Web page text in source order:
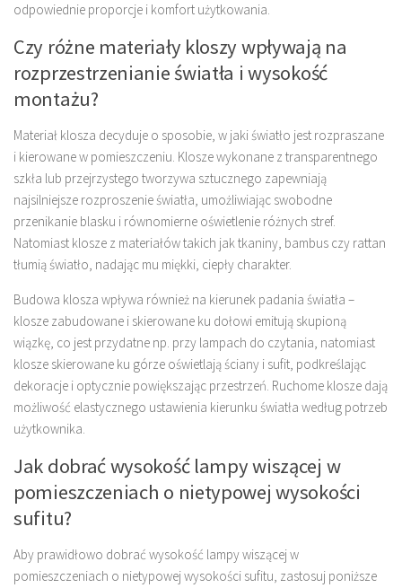
odpowiednie proporcje i komfort użytkowania.
Czy różne materiały kloszy wpływają na
rozprzestrzenianie światła i wysokość
montażu?
Materiał klosza decyduje o sposobie, w jaki światło jest rozpraszane
i kierowane w pomieszczeniu. Klosze wykonane z transparentnego
szkła lub przejrzystego tworzywa sztucznego zapewniają
najsilniejsze rozproszenie światła, umożliwiając swobodne
przenikanie blasku i równomierne oświetlenie różnych stref.
Natomiast klosze z materiałów takich jak tkaniny, bambus czy rattan
tłumią światło, nadając mu miękki, ciepły charakter.
Budowa klosza wpływa również na kierunek padania światła –
klosze zabudowane i skierowane ku dołowi emitują skupioną
wiązkę, co jest przydatne np. przy lampach do czytania, natomiast
klosze skierowane ku górze oświetlają ściany i sufit, podkreślając
dekoracje i optycznie powiększając przestrzeń. Ruchome klosze dają
możliwość elastycznego ustawienia kierunku światła według potrzeb
użytkownika.
Jak dobrać wysokość lampy wiszącej w
pomieszczeniach o nietypowej wysokości
sufitu?
Aby prawidłowo dobrać wysokość lampy wiszącej w
pomieszczeniach o nietypowej wysokości sufitu, zastosuj poniższe